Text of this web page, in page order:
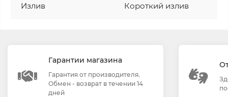
Излив Короткий излив
Гарантии магазина
Гарантия от производителя.
Обмен - возврат в течении 14
дней